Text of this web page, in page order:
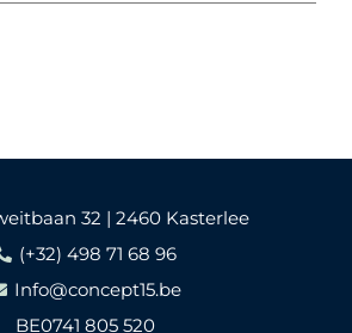
32 | 2460 Kasterlee
(+32) 498 71 68 96
Info@concept15.be
BE0741 805 520